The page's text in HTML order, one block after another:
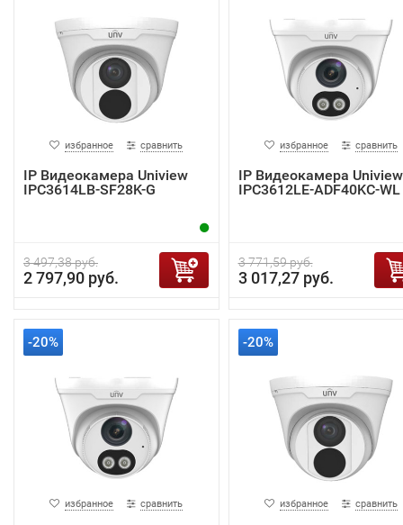
избранное сравнить
IP Видеокамера Uniview
IPC3614LB-SF28K-G
3 497,38 руб.
2 797,90 руб.
избранное сравнить
IP Видеокамера Uniview
IPC3612LE-ADF40KC-WL
3 771,59 руб.
3 017,27 руб.
-20%
избранное сравнить
-20%
избранное сравнить